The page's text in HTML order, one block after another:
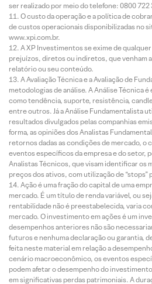
ser realizado por meio do telefone: 0800 722
O custo da operação e a política de
de custos operacionais disponibilizadas no
www.xpi.com.br.
A XP Investimentos se exime de
prejuízos, diretos ou indiretos, que venham
relatório ou seu conteúdo.
A Avaliação Técnica e a Avaliação de
metodologias de análise. A Análise Técnica
como tendência, suporte, resistência,
entre outros. Já a Análise Fundamentalista
resultados divulgados pelas companhias
forma, as opiniões dos Analistas
retornos dadas as condições de mercado, o
eventos específicos da empresa e do setor,
Analistas Técnicos, que visam identificar os
preços dos ativos, com utilização de “stops”
Ação é uma fração do capital de uma
mercado. É um título de renda variável, ou
rentabilidade não é preestabelecida, varia
mercado. O investimento em ações é um
desempenhos anteriores não são
futuros e nenhuma declaração ou garantia,
feita neste material em relação a
cenário macroeconômico, os eventos
podem afetar o desempenho do
em significativas perdas patrimoniais. A